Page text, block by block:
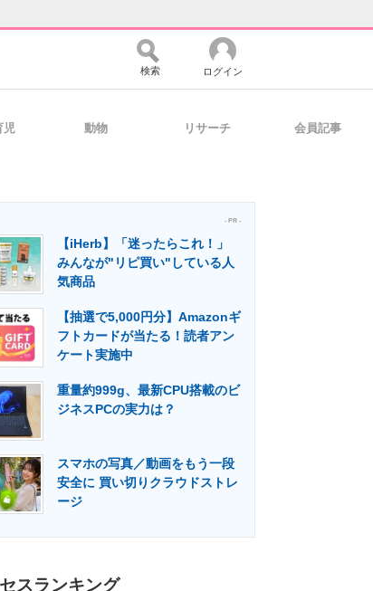
ティ マーケ×ITの今がよく分かる
援
ア 建設×テクノロジーの最前線
検索 ログイン
児 動物 リサーチ 会員記事
- PR -
【iHerb】「迷ったらこれ！」
みんなが"リピ買い"している人
気商品
【抽選で5,000円分】Amazonギ
フトカードが当たる！読者アン
ケート実施中
重量約999g、最新CPU搭載のビ
ジネスPCの実力は？
スマホの写真／動画をもう一段
安全に 買い切りクラウドストレ
ージ
スランキング